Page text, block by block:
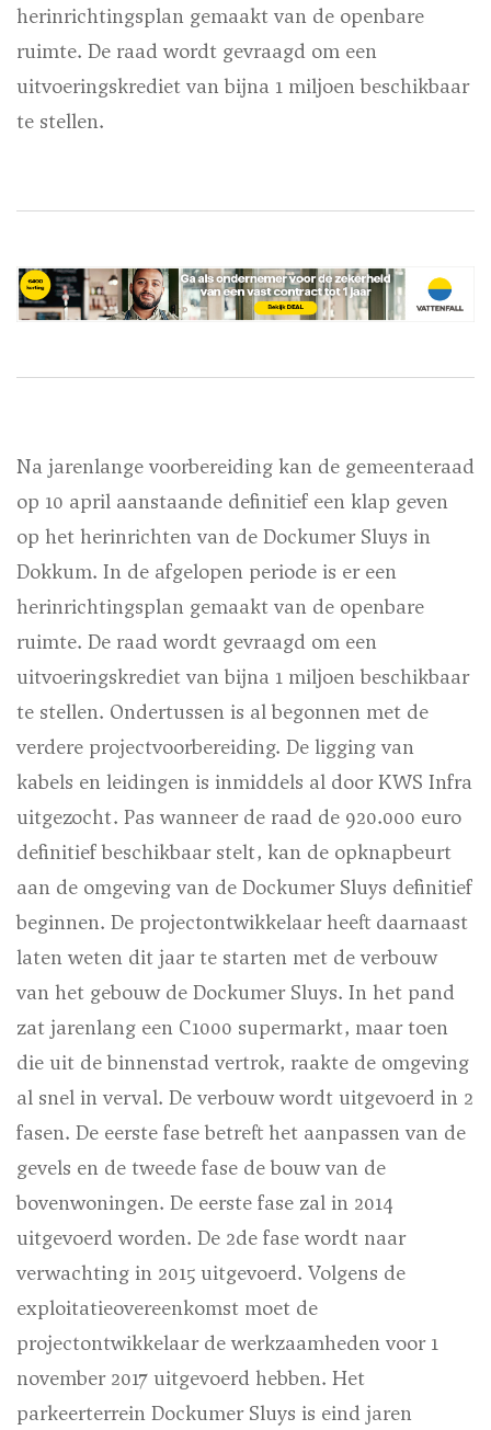
herinrichtingsplan gemaakt van de openbare
ruimte. De raad wordt gevraagd om een
uitvoeringskrediet van bijna 1 miljoen beschikbaar
te stellen.
Na jarenlange voorbereiding kan de gemeenteraad
op 10 april aanstaande definitief een klap geven
op het herinrichten van de Dockumer Sluys in
Dokkum. In de afgelopen periode is er een
herinrichtingsplan gemaakt van de openbare
ruimte. De raad wordt gevraagd om een
uitvoeringskrediet van bijna 1 miljoen beschikbaar
te stellen. Ondertussen is al begonnen met de
verdere projectvoorbereiding. De ligging van
kabels en leidingen is inmiddels al door KWS Infra
uitgezocht. Pas wanneer de raad de 920.000 euro
definitief beschikbaar stelt, kan de opknapbeurt
aan de omgeving van de Dockumer Sluys definitief
beginnen. De projectontwikkelaar heeft daarnaast
laten weten dit jaar te starten met de verbouw
van het gebouw de Dockumer Sluys. In het pand
zat jarenlang een C1000 supermarkt, maar toen
die uit de binnenstad vertrok, raakte de omgeving
al snel in verval. De verbouw wordt uitgevoerd in 2
fasen. De eerste fase betreft het aanpassen van de
gevels en de tweede fase de bouw van de
bovenwoningen. De eerste fase zal in 2014
uitgevoerd worden. De 2de fase wordt naar
verwachting in 2015 uitgevoerd. Volgens de
exploitatieovereenkomst moet de
projectontwikkelaar de werkzaamheden voor 1
november 2017 uitgevoerd hebben. Het
parkeerterrein Dockumer Sluys is eind jaren